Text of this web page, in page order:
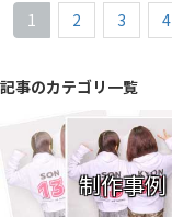
1 2 3 4
記事のカテゴリ一覧
制作事例